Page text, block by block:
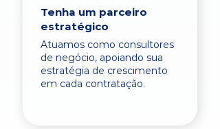
Tenha um parceiro
estratégico
Atuamos como consultores
de negócio, apoiando sua
estratégia de crescimento
em cada contratação.